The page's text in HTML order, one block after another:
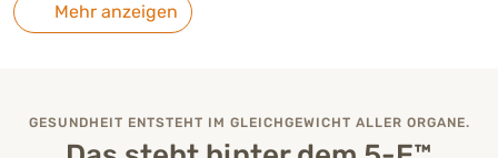
Mehr anzeigen
GESUNDHEIT ENTSTEHT IM GLEICHGEWICHT ALLER ORGANE.